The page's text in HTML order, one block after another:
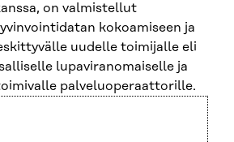
on valmistellut
kokoamiseen ja
uudelle toimijalle eli
lupaviranomaiselle ja
palveluoperaattorille.